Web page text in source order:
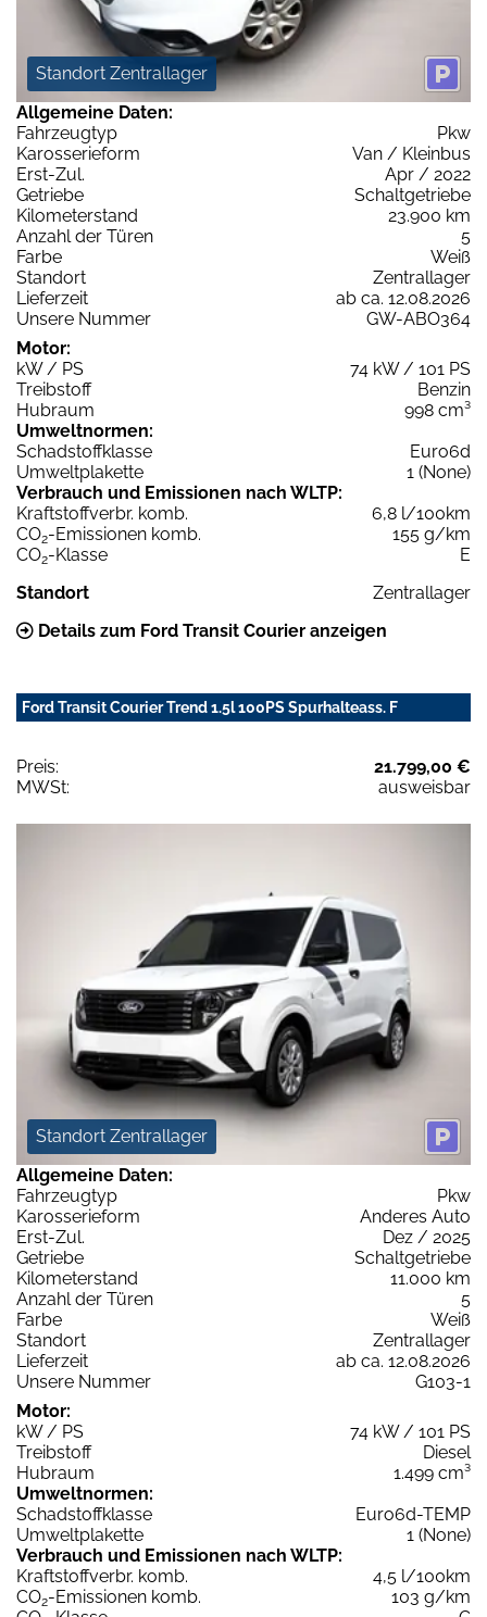
Standort Zentrallager
Allgemeine Daten:
Fahrzeugtyp
Pkw
Karosserieform
Van / Kleinbus
Erst-Zul.
Apr / 2022
Getriebe
Schaltgetriebe
Kilometerstand
23.900 km
Anzahl der Türen
5
Farbe
Weiß
Standort
Zentrallager
Lieferzeit
ab ca. 12.08.2026
Unsere Nummer
GW-ABO364
Motor:
kW / PS
74 kW / 101 PS
Treibstoff
Benzin
Hubraum
998 cm³
Umweltnormen:
Schadstoffklasse
Euro6d
Umweltplakette
1 (None)
Verbrauch und Emissionen nach WLTP:
Kraftstoffverbr. komb.
6,8 l/100km
CO2-Emissionen komb.
155 g/km
CO2-Klasse
E
Standort
Zentrallager
Details zum Ford Transit Courier anzeigen
Ford Transit Courier Trend 1.5l 100PS Spurhalteass. F
Preis:
21.799,00 €
MWSt:
ausweisbar
Standort Zentrallager
Allgemeine Daten:
Fahrzeugtyp
Pkw
Karosserieform
Anderes Auto
Erst-Zul.
Dez / 2025
Getriebe
Schaltgetriebe
Kilometerstand
11.000 km
Anzahl der Türen
5
Farbe
Weiß
Standort
Zentrallager
Lieferzeit
ab ca. 12.08.2026
Unsere Nummer
G103-1
Motor:
kW / PS
74 kW / 101 PS
Treibstoff
Diesel
Hubraum
1.499 cm³
Umweltnormen:
Schadstoffklasse
Euro6d-TEMP
Umweltplakette
1 (None)
Verbrauch und Emissionen nach WLTP:
Kraftstoffverbr. komb.
4,5 l/100km
CO2-Emissionen komb.
103 g/km